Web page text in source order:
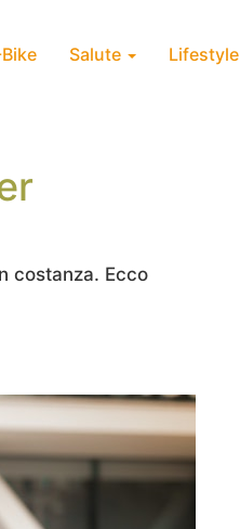
Salute Lifestyle
costanza. Ecco